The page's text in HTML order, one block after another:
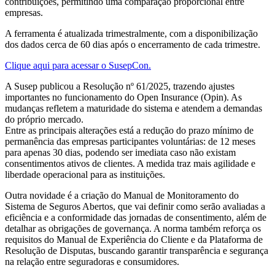
empresas.
A ferramenta é atualizada trimestralmente, com a disponibilização
dos dados cerca de 60 dias após o encerramento de cada trimestre.
Clique aqui para acessar o SusepCon.
A Susep publicou a Resolução nº 61/2025, trazendo ajustes
importantes no funcionamento do Open Insurance (Opin). As
mudanças refletem a maturidade do sistema e atendem a demandas
do próprio mercado.
Entre as principais alterações está a redução do prazo mínimo de
permanência das empresas participantes voluntárias: de 12 meses
para apenas 30 dias, podendo ser imediata caso não existam
consentimentos ativos de clientes. A medida traz mais agilidade e
liberdade operacional para as instituições.
Outra novidade é a criação do Manual de Monitoramento do
Sistema de Seguros Abertos, que vai definir como serão avaliadas a
eficiência e a conformidade das jornadas de consentimento, além de
detalhar as obrigações de governança. A norma também reforça os
requisitos do Manual de Experiência do Cliente e da Plataforma de
Resolução de Disputas, buscando garantir transparência e segurança
na relação entre seguradoras e consumidores.